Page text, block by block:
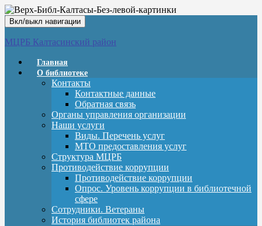
Вкл/выкл навигации
МЦРБ Калтасинский район
Главная
О библиотеке
Контакты
Контактные данные
Обратная связь
Органы управления организации
Наши услуги
Виды. Перечень услуг
МТО предоставления услуг
Структура МЦРБ
Противодействие коррупции
Противодействие коррупции
Опрос. Уровень коррупции в библиотечной
сфере
Сотрудники. Ветераны
История библиотек района